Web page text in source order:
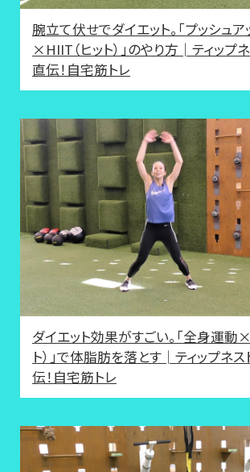
腕立て伏せでダイエット。「プッシュア
×HIIT（ヒット）」のやり方│ティップ
直伝！自宅筋トレ
ダイエット効果がすごい。「全身運動
ト）」で体脂肪を落とす│ティップネ
伝！自宅筋トレ